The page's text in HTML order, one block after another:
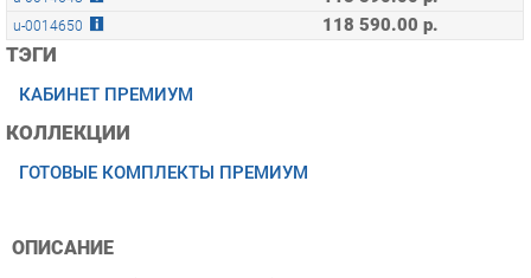
КАБИНЕТ ПРЕМИУМ
КОЛЛЕКЦИИ
ГОТОВЫЕ КОМПЛЕКТЫ ПРЕМИУМ
ОПИСАНИЕ
кабинета современного руководителя. Серия